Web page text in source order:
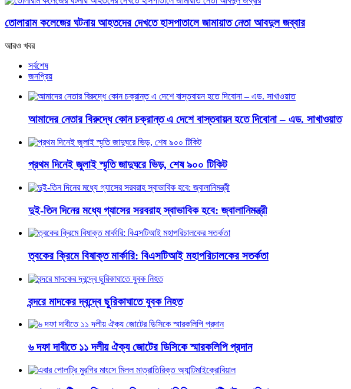
তোলারাম কলেজের ঘটনায় আহতদের দেখতে হাসপাতালে জামায়াত নেতা আবদুল জব্বার
আরও খবর
সর্বশেষ
জনপ্রিয়
আমাদের নেতার বিরুদ্ধে কোন চক্রান্ত এ দেশে বাস্তবায়ন হতে দিবোনা – এড. সাখাওয়াত
প্রথম দিনেই জুলাই স্মৃতি জাদুঘরে ভিড়, শেষ ৯০০ টিকিট
দুই-তিন দিনের মধ্যে গ্যাসের সরবরাহ স্বাভাবিক হবে: জ্বালানিমন্ত্রী
ত্বকের ক্রিমে বিষাক্ত মার্কারি: বিএসটিআই মহাপরিচালকের সতর্কতা
বন্দরে মাদকের দ্বন্দ্বে ছুরিকাঘাতে যুবক নিহত
৬ দফা দাবীতে ১১ দলীয় ঐক্য জোটের ডিসিকে স্মারকলিপি প্রদান